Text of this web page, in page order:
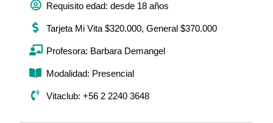
Requisito edad: desde 18 años
Tarjeta Mi Vita $320.000, General $370.000
Profesora: Barbara Demangel
Modalidad: Presencial
Vitaclub: +56 2 2240 3648